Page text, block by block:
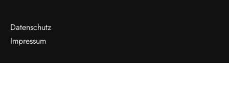
Datenschutz
Impressum